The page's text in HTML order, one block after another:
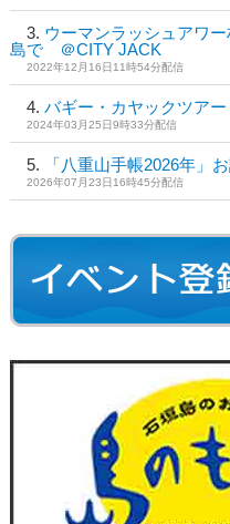
ウーマンラッシュアワ
島で ＠CITY JACK
2022年12月16日11時54分配信
バギー・カヤックツアー
2024年03月25日9時33分配信
「八重山手帳2026年」
2026年07月23日16時45分配信